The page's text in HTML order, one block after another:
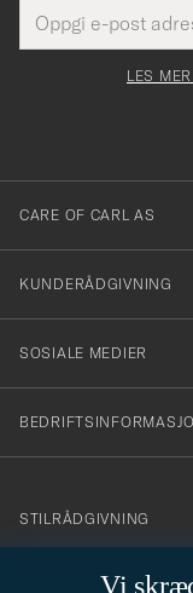
Vi
postadresse
felt
Tack
för
dig
till
vårt
nyhetsbrev!
LES
CARE OF CARL AS
KUNDERÅDGIVNING
SOSIALE MEDIER
STILRÅDGIVNING